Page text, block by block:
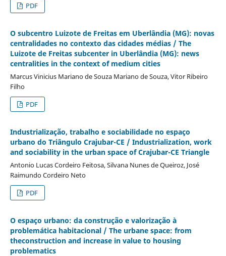
PDF
O subcentro Luizote de Freitas em Uberlândia (MG): novas
centralidades no contexto das cidades médias / The
Luizote de Freitas subcenter in Uberlândia (MG): news
centralities in the context of medium cities
Marcus Vinicius Mariano de Souza Mariano de Souza, Vitor Ribeiro
Filho
PDF
Industrialização, trabalho e sociabilidade no espaço
urbano do Triângulo Crajubar-CE / Industrialization, work
and sociability in the urban space of Crajubar-CE Triangle
Antonio Lucas Cordeiro Feitosa, Silvana Nunes de Queiroz, José
Raimundo Cordeiro Neto
PDF
O espaço urbano: da construção e valorização à
problemática habitacional / The urbane space: from
theconstruction and increase in value to housing
problematics